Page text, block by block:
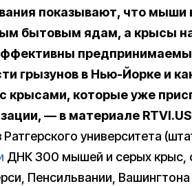
показывают, что мыши
бытовым ядам, а крысы
грызунов в Нью-Йорке и
крысами, которые уже
— в материале
Ратгерского университета
ДНК 300 мышей и серых крыс,
Пенсильвании,